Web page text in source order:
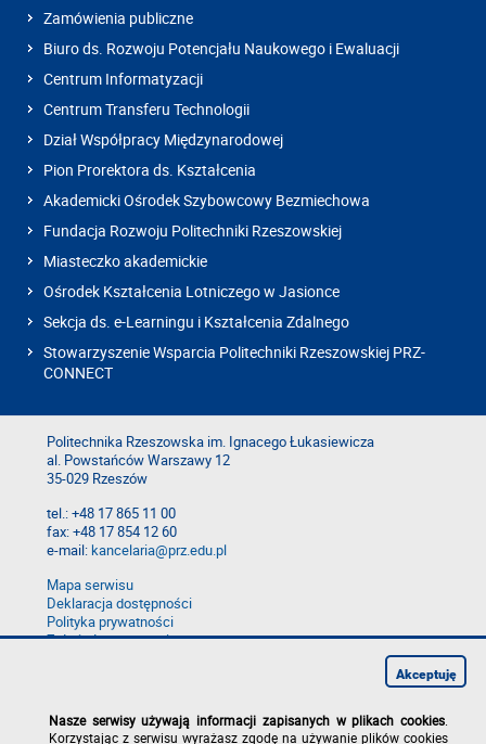
Zamówienia publiczne
Biuro ds. Rozwoju Potencjału Naukowego i Ewaluacji
Centrum Informatyzacji
Centrum Transferu Technologii
Dział Współpracy Międzynarodowej
Pion Prorektora ds. Kształcenia
Akademicki Ośrodek Szybowcowy Bezmiechowa
Fundacja Rozwoju Politechniki Rzeszowskiej
Miasteczko akademickie
Ośrodek Kształcenia Lotniczego w Jasionce
Sekcja ds. e-Learningu i Kształcenia Zdalnego
Stowarzyszenie Wsparcia Politechniki Rzeszowskiej PRZ-
CONNECT
Politechnika Rzeszowska im. Ignacego Łukasiewicza
al. Powstańców Warszawy 12
35-029 Rzeszów
tel.: +48 17 865 11 00
fax: +48 17 854 12 60
e-mail:kancelaria@prz.edu.pl
Mapa serwisu
Deklaracja dostępności
Polityka prywatności
Zgłoś błąd na stronie
Nasze serwisy używają informacji zapisanych w plikach cookies
Korzystając z serwisu wyrażasz zgodę na używanie plików cookies
Akceptuję